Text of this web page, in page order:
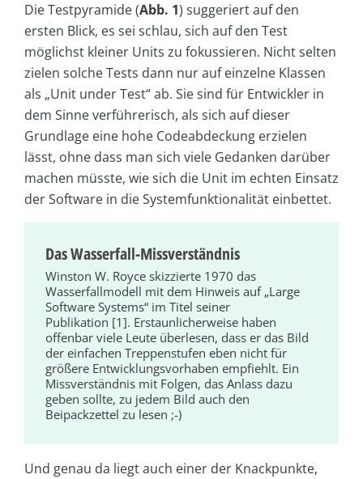
Die Testpyramide (Abb. 1) suggeriert auf den
ersten Blick, es sei schlau, sich auf den Test
möglichst kleiner Units zu fokussieren. Nicht selten
zielen solche Tests dann nur auf einzelne Klassen
als „Unit under Test“ ab. Sie sind für Entwickler in
dem Sinne verführerisch, als sich auf dieser
Grundlage eine hohe Codeabdeckung erzielen
lässt, ohne dass man sich viele Gedanken darüber
machen müsste, wie sich die Unit im echten Einsatz
der Software in die Systemfunktionalität einbettet.
Das Wasserfall-Missverständnis
Winston W. Royce skizzierte 1970 das
Wasserfallmodell mit dem Hinweis auf „Large
Software Systems“ im Titel seiner
Publikation [1]. Erstaunlicherweise haben
offenbar viele Leute überlesen, dass er das Bild
der einfachen Treppenstufen eben nicht für
größere Entwicklungsvorhaben empfiehlt. Ein
Missverständnis mit Folgen, das Anlass dazu
geben sollte, zu jedem Bild auch den
Beipackzettel zu lesen ;-)
Und genau da liegt auch einer der Knackpunkte,